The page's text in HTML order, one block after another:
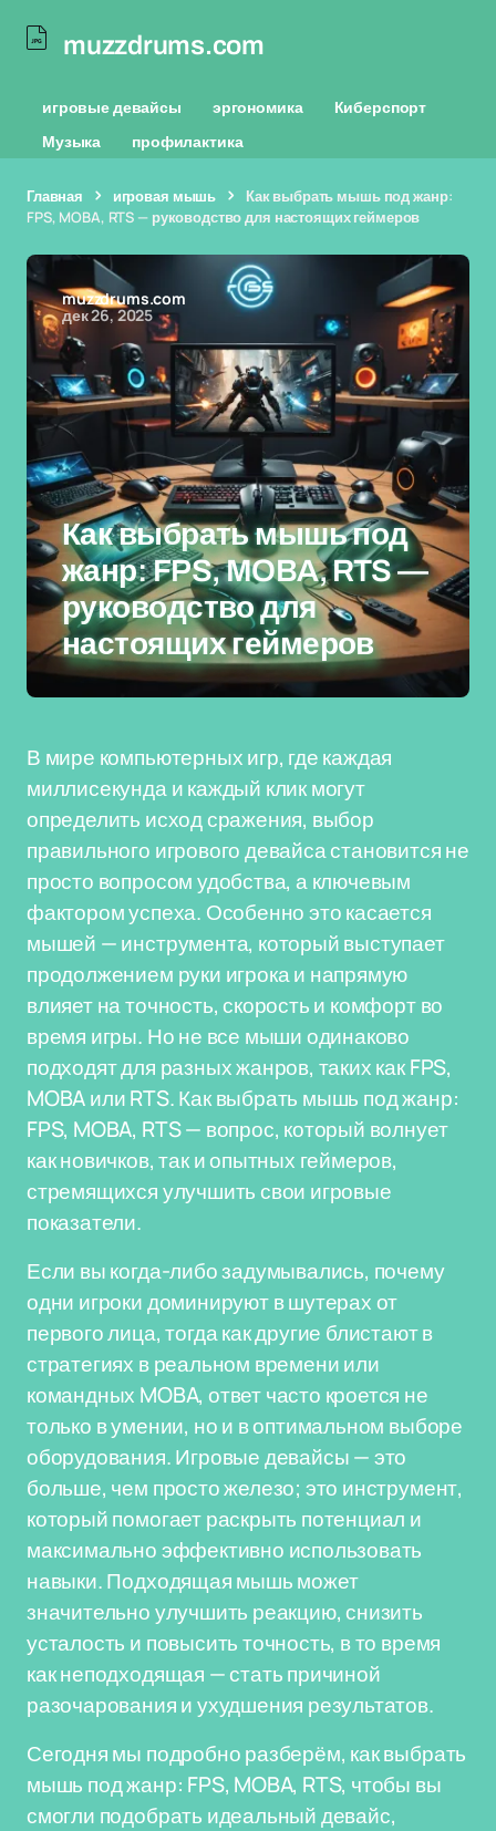
muzzdrums.com
игровые девайсы эргономика
Киберспорт
Музыка
профилактика
Главная игровая мышь
Как выбрать мышь под жанр:
FPS, MOBA, RTS — руководство для настоящих геймеров
muzzdrums.com
дек 26, 2025
Как выбрать мышь под
жанр: FPS, MOBA, RTS —
руководство для
настоящих геймеров
В мире компьютерных игр, где каждая
миллисекунда и каждый клик могут
определить исход сражения, выбор
правильного игрового девайса становится не
просто вопросом удобства, а ключевым
фактором успеха. Особенно это касается
мышей — инструмента, который выступает
продолжением руки игрока и напрямую
влияет на точность, скорость и комфорт во
время игры. Но не все мыши одинаково
подходят для разных жанров, таких как FPS,
MOBA или RTS. Как выбрать мышь под жанр:
FPS, MOBA, RTS — вопрос, который волнует
как новичков, так и опытных геймеров,
стремящихся улучшить свои игровые
показатели.
Если вы когда-либо задумывались, почему
одни игроки доминируют в шутерах от
первого лица, тогда как другие блистают в
стратегиях в реальном времени или
командных MOBA, ответ часто кроется не
только в умении, но и в оптимальном выборе
оборудования. Игровые девайсы — это
больше, чем просто железо; это инструмент,
который помогает раскрыть потенциал и
максимально эффективно использовать
навыки. Подходящая мышь может
значительно улучшить реакцию, снизить
усталость и повысить точность, в то время
как неподходящая — стать причиной
разочарования и ухудшения результатов.
Сегодня мы подробно разберём, как выбрать
мышь под жанр: FPS, MOBA, RTS, чтобы вы
смогли подобрать идеальный девайс,